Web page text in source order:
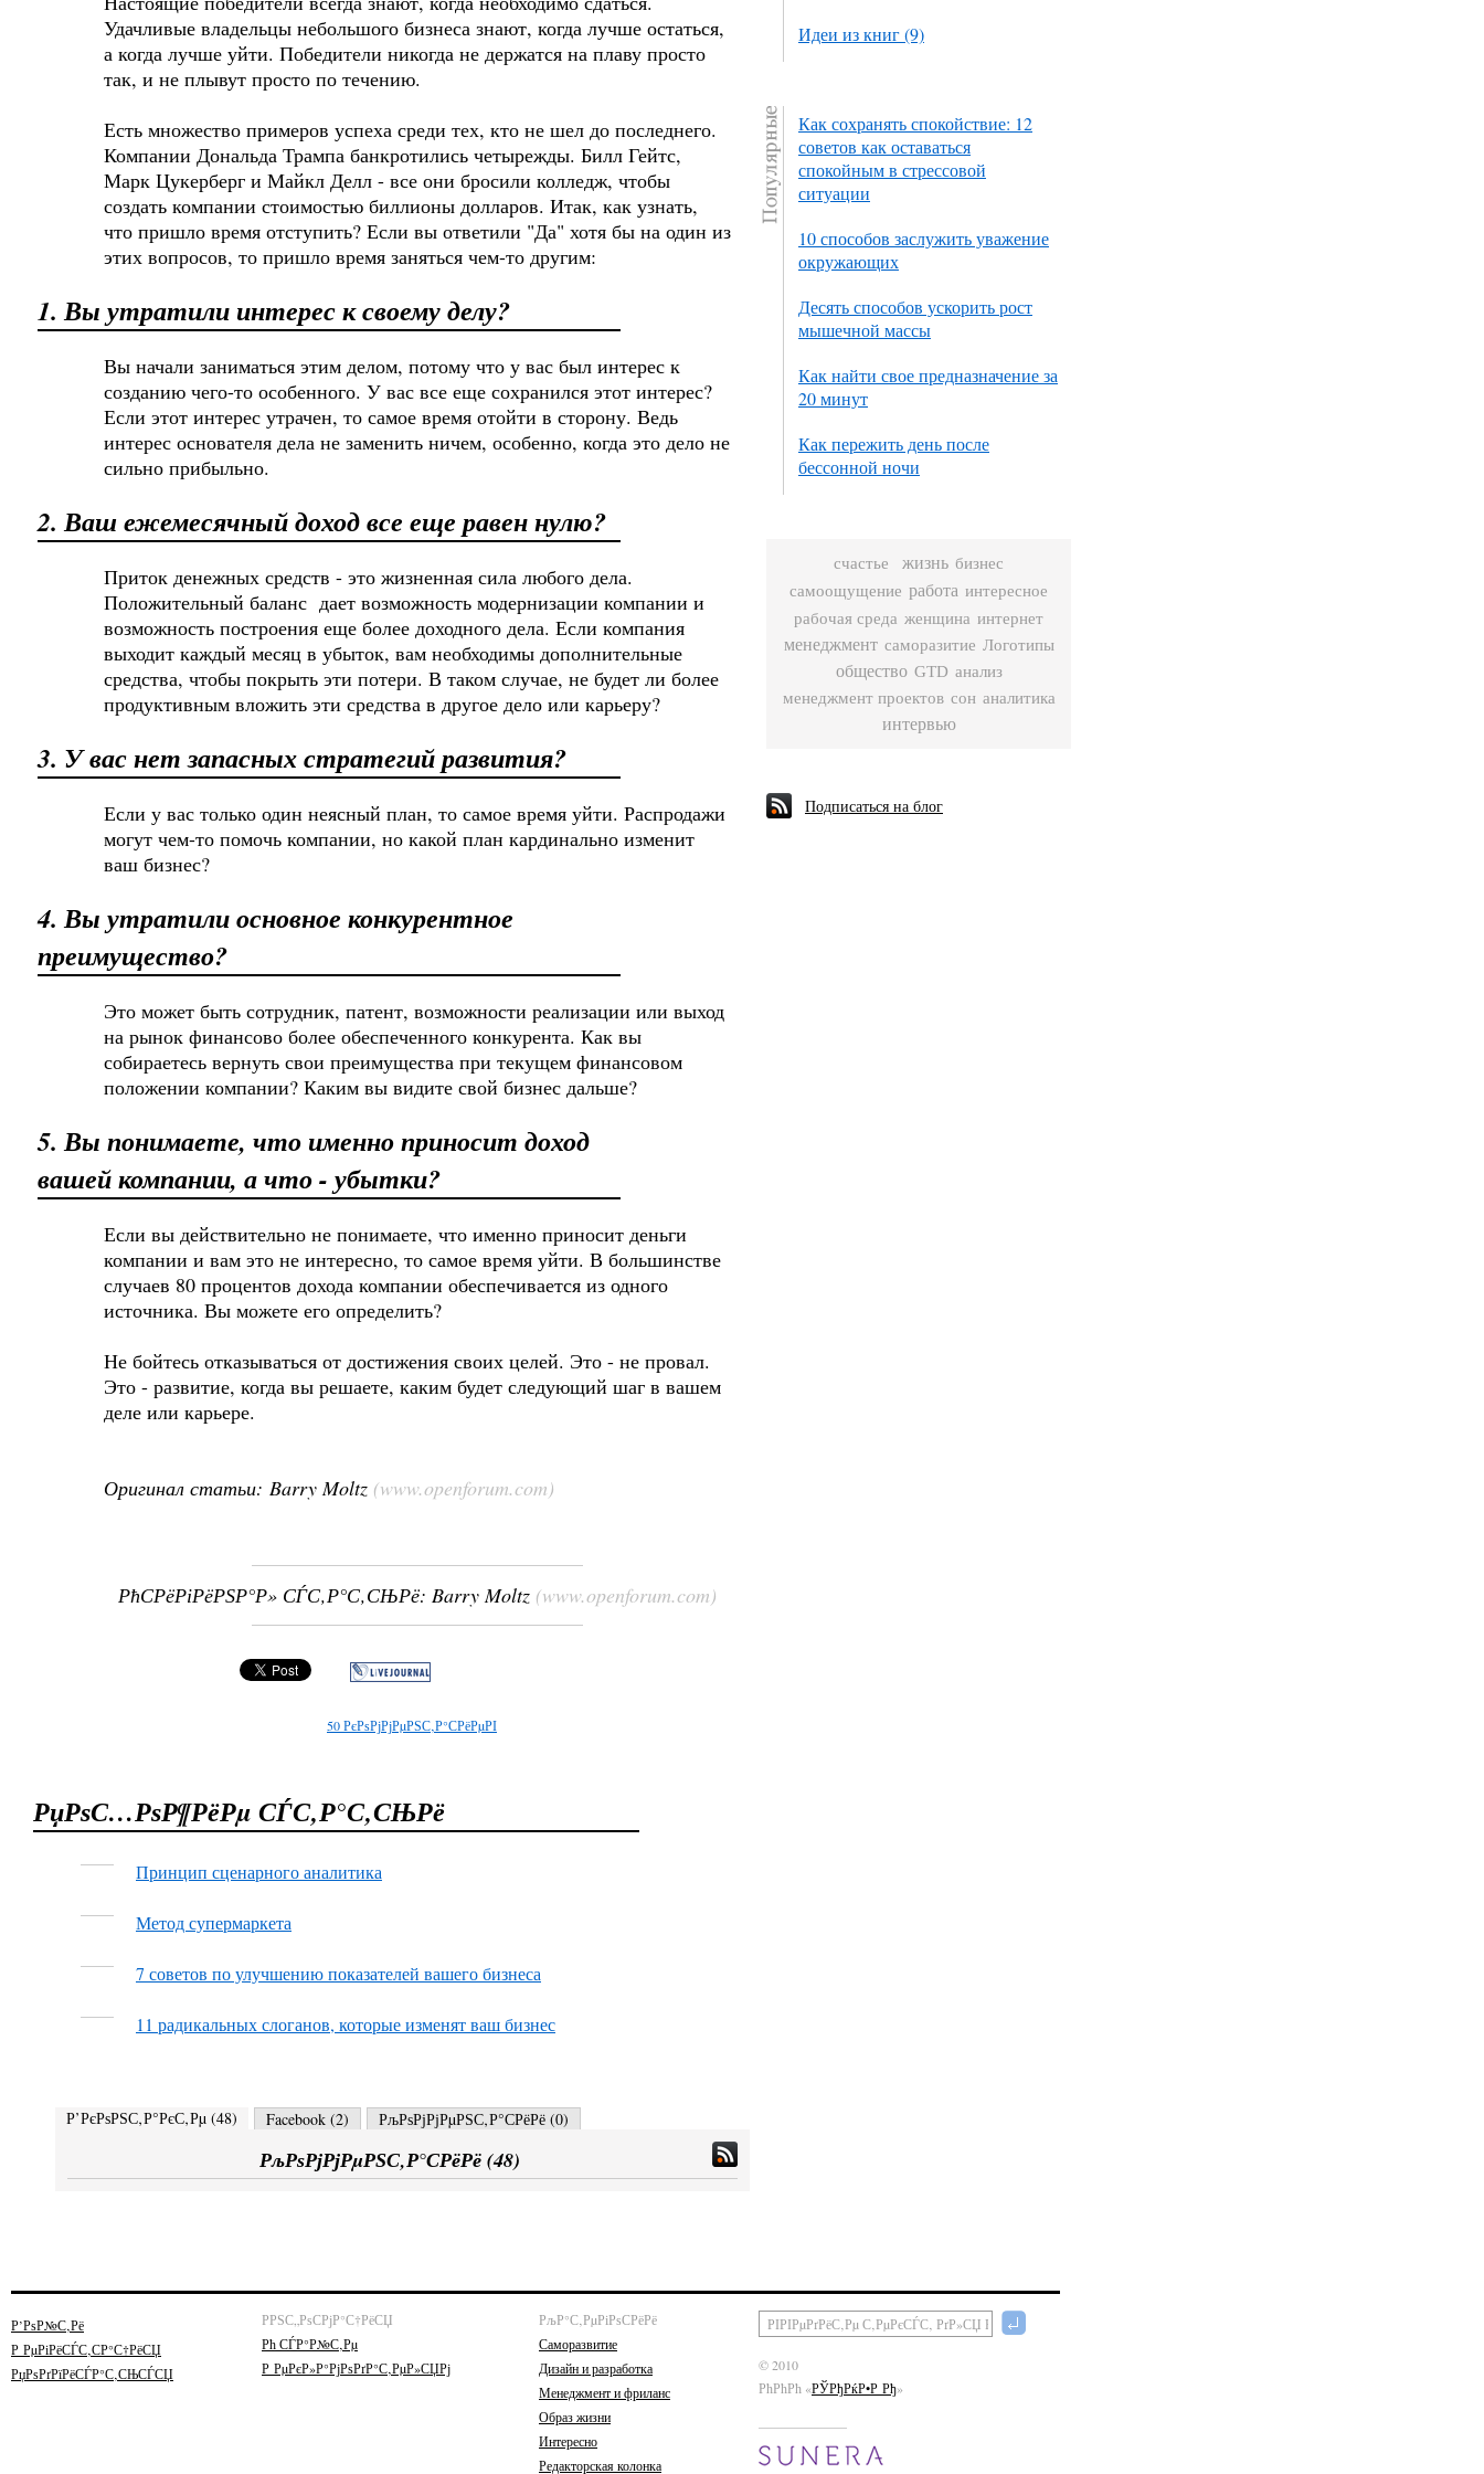
Удачливые владельцы небольшого бизнеса знают, когда лучше остаться,
а когда лучше уйти. Победители никогда не держатся на плаву просто
так, и не плывут просто по течению.
Есть множество примеров успеха среди тех, кто не шел до последнего.
Компании Дональда Трампа банкротились четырежды. Билл Гейтс,
Марк Цукерберг и Майкл Делл - все они бросили колледж, чтобы
создать компании стоимостью биллионы долларов. Итак, как узнать,
что пришло время отступить? Если вы ответили "Да" хотя бы на один из
этих вопросов, то пришло время заняться чем-то другим:
1. Вы утратили интерес к своему делу?
Вы начали заниматься этим делом, потому что у вас был интерес к
созданию чего-то особенного. У вас все еще сохранился этот интерес?
Если этот интерес утрачен, то самое время отойти в сторону. Ведь
интерес основателя дела не заменить ничем, особенно, когда это дело не
сильно прибыльно.
2. Ваш ежемесячный доход все еще равен нулю?
Приток денежных средств - это жизненная сила любого дела.
Положительный баланс дает возможность модернизации компании и
возможность построения еще более доходного дела. Если компания
выходит каждый месяц в убыток, вам необходимы дополнительные
средства, чтобы покрыть эти потери. В таком случае, не будет ли более
продуктивным вложить эти средства в другое дело или карьеру?
3. У вас нет запасных стратегий развития?
Если у вас только один неясный план, то самое время уйти. Распродажи
могут чем-то помочь компании, но какой план кардинально изменит
ваш бизнес?
4. Вы утратили основное конкурентное
преимущество?
Это может быть сотрудник, патент, возможности реализации или выход
на рынок финансово более обеспеченного конкурента. Как вы
собираетесь вернуть свои преимущества при текущем финансовом
положении компании? Каким вы видите свой бизнес дальше?
5. Вы понимаете, что именно приносит доход
вашей компании, а что - убытки?
Если вы действительно не понимаете, что именно приносит деньги
компании и вам это не интересно, то самое время уйти. В большинстве
случаев 80 процентов дохода компании обеспечивается из одного
источника. Вы можете его определить?
Не бойтесь отказываться от достижения своих целей. Это - не провал.
Это - развитие, когда вы решаете, каким будет следующий шаг в вашем
деле или карьере.
Оригинал статьи: Barry Moltz (www.openforum.com)
РћСРёРіРёРЅР°Р» СЃС‚Р°С‚СЊРё: Barry Moltz (www.openforum.com)
50РєРѕРјРјРµРЅС‚Р°СРёРµРІ
РџРѕС…РѕР¶РёРµ СЃС‚Р°С‚СЊРё
Принцип сценарного аналитика
Метод супермаркета
7 советов по улучшению показателей вашего бизнеса
11 радикальных слоганов, которые изменят ваш бизнес
Р’РєРѕРЅС‚Р°РєС‚Рµ (48) Facebook (2) РљРѕРјРјРµРЅС‚Р°СРёРё (0)
РљРѕРјРјРµРЅС‚Р°СРёРё (48)
Идеи из книг (9)
Как сохранять спокойствие: 12
советов как оставаться
спокойным в стрессовой
ситуации
10 способов заслужить уважение
окружающих
Десять способов ускорить рост
мышечной массы
Как найти свое предназначение за
20 минут
Как пережить день после
бессонной ночи
счастье жизнь бизнес
самоощущение работа интересное
рабочая среда женщина интернет
менеджмент саморазитие Логотипы
общество GTD анализ
менеджмент проектов сон аналитика
интервью
Подписаться на блог
Р’РѕР№С‚Рё
Р РµРіРёСЃС‚СР°С†РёСЏ
РџРѕРґРїРёСЃР°С‚СЊСЃСЏ
РРЅС„РѕСРјР°С†РёСЏ
Рћ СЃР°Р№С‚Рµ
Р РµРєР»Р°РјРѕРґР°С‚РµР»СЏРј
РљР°С‚РµРіРѕСРёРё
Саморазвитие
Дизайн и разработка
Менеджмент и фриланс
Образ жизни
Интересно
Редакторская колонка
© 2010
РћРћРћ «РЎРђРќР•Р Рђ»